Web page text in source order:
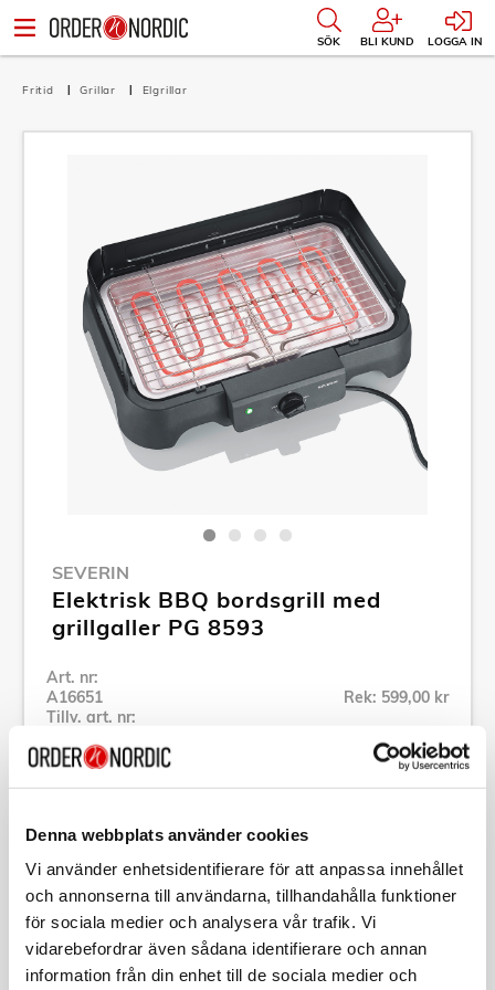
Denna webbplats använder cookies
Vi använder enhetsidentifierare för att anpassa innehållet
och annonserna till användarna, tillhandahålla funktioner
för sociala medier och analysera vår trafik. Vi
vidarebefordrar även sådana identifierare och annan
information från din enhet till de sociala medier och
SÖK BLI KUND LOGGA IN
Fritid Grillar Elgrillar
SEVERIN
Elektrisk BBQ bordsgrill med
grillgaller PG 8593
Art. nr:
A16651
Tillv. art. nr:
Rek: 599,00 kr
Se alla produkter inom Severin
Beskrivning
Art. nr:A16651